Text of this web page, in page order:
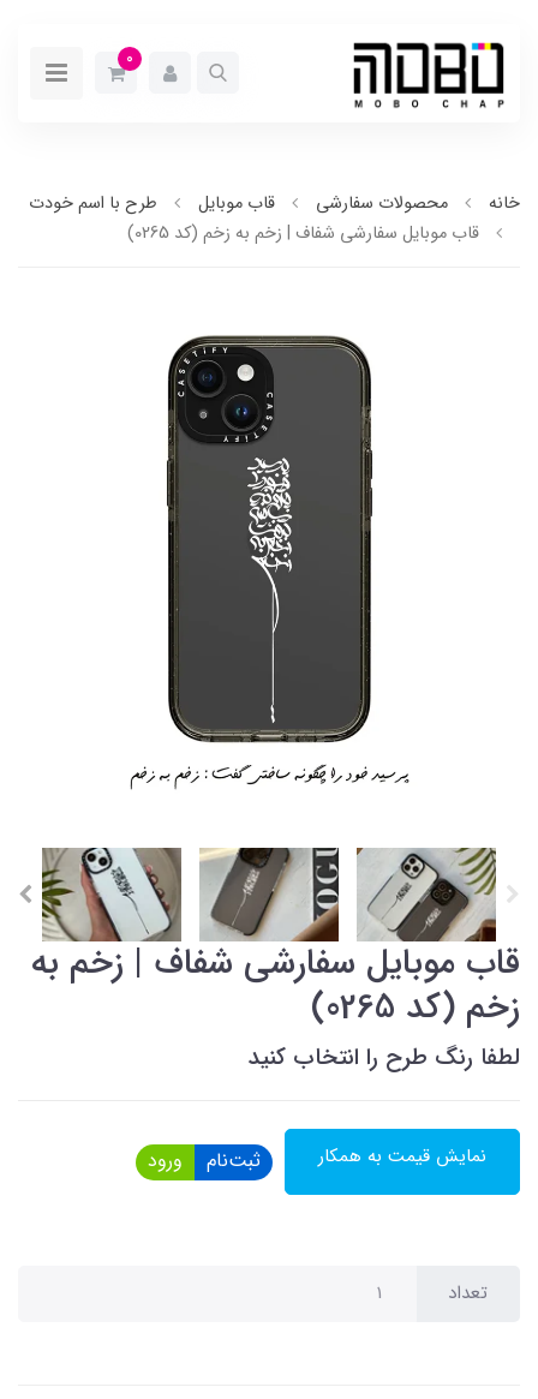
0
خانه محصولات سفارشی قاب موبایل
طرح با اسم خودت
قاب موبایل سفارشی شفاف | زخم به زخم (کد 0265)
قاب موبایل سفارشی شفاف | زخم به
زخم (کد 0265)
لطفا رنگ طرح را انتخاب کنید
نمایش قیمت به همکار ثبت‌نام ورود
تعداد